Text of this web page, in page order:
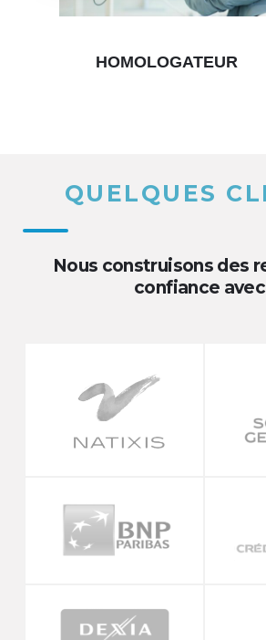
CONSEIL PMO
QUELQUES
Nous construisons des
confiance